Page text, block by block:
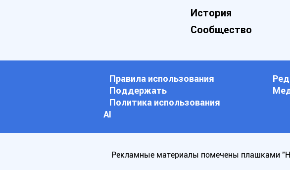
История
Сообщество
Правила использования
Поддержать
Политика использования
АI
Рекламные материалы помечены плашками